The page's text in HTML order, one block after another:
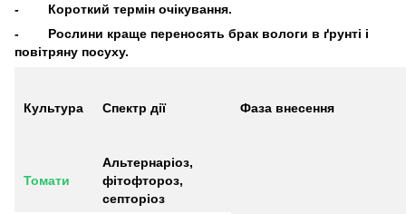
- Короткий термін очікування.
- Рослини краще переносять брак вологи в ґрунті і
повітряну посуху.
Культура Спектр дії Фаза внесення
Томати
Альтернаріоз,
фітофтороз,
септоріоз